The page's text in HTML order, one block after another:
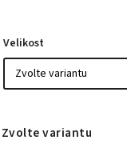
Velikost
Zvolte variantu